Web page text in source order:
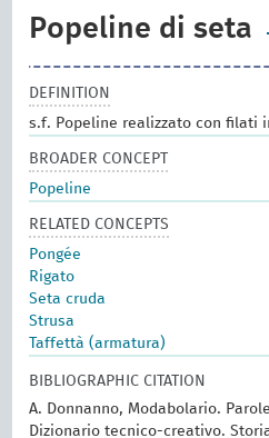
Popeline di seta
DEFINITION
s.f. Popeline realizzato con filati
BROADER CONCEPT
Popeline
RELATED CONCEPTS
Pongée
Rigato
Seta cruda
Strusa
Taffettà (armatura)
BIBLIOGRAPHIC CITATION
A. Donnanno, Modabolario.
Dizionario tecnico-creativo.